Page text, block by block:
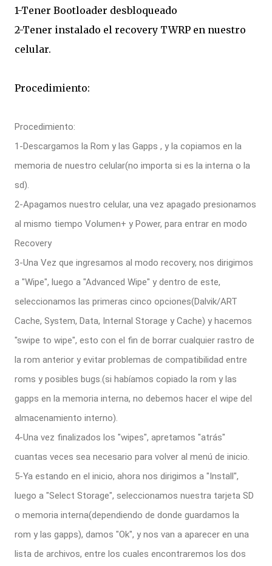
1-Tener Bootloader desbloqueado
2-Tener instalado el recovery TWRP en nuestro
celular.
Procedimiento:
Procedimiento:
1-Descargamos la Rom y las Gapps , y la copiamos en la
memoria de nuestro celular(no importa si es la interna o la
sd).
2-Apagamos nuestro celular, una vez apagado presionamos
al mismo tiempo Volumen+ y Power, para entrar en modo
Recovery
3-Una Vez que ingresamos al modo recovery, nos dirigimos
a "Wipe", luego a "Advanced Wipe" y dentro de este,
seleccionamos las primeras cinco opciones(Dalvik/ART
Cache, System, Data, Internal Storage y Cache) y hacemos
"swipe to wipe", esto con el fin de borrar cualquier rastro de
la rom anterior y evitar problemas de compatibilidad entre
roms y posibles bugs.(si habíamos copiado la rom y las
gapps en la memoria interna, no debemos hacer el wipe del
almacenamiento interno).
4-Una vez finalizados los "wipes", apretamos "atrás"
cuantas veces sea necesario para volver al menú de inicio.
5-Ya estando en el inicio, ahora nos dirigimos a "Install",
luego a "Select Storage", seleccionamos nuestra tarjeta SD
o memoria interna(dependiendo de donde guardamos la
rom y las gapps), damos "Ok", y nos van a aparecer en una
lista de archivos, entre los cuales encontraremos los dos